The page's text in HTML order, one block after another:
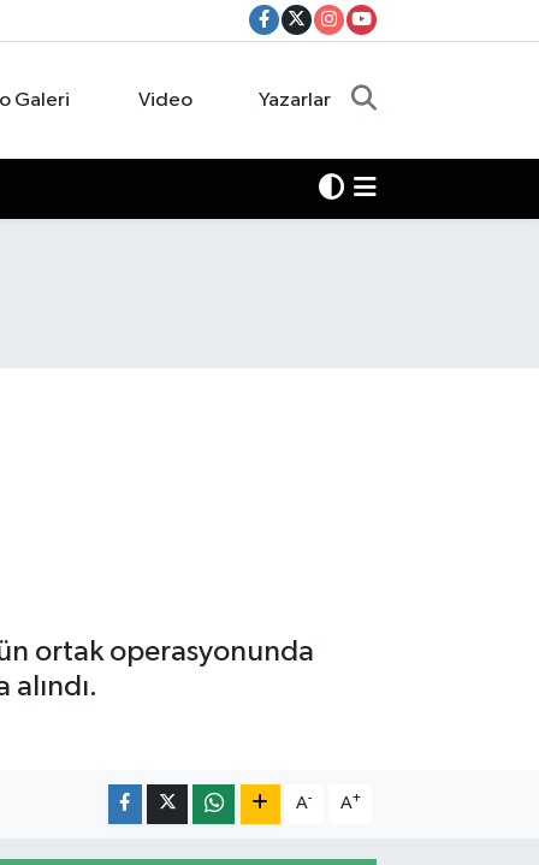
Galeri Video Yazarlar
ortak operasyonunda
A- A+